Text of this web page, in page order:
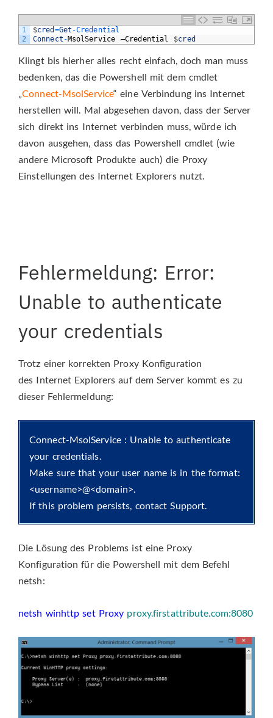
1
2
$cred =Get -Credential
Connect -MsolService –Credential $cred
Klingt bis hierher alles recht einfach, doch man muss
bedenken, das die Powershell mit dem cmdlet
„Connect-MsolService“ eine Verbindung ins Internet
herstellen will. Mal abgesehen davon, dass der Server
sich direkt ins Internet verbinden muss, würde ich
davon ausgehen, dass das Powershell cmdlet (wie
andere Microsoft Produkte auch) die Proxy
Einstellungen des Internet Explorers nutzt.
Fehlermeldung: Error:
Unable to authenticate
your credentials
Trotz einer korrekten Proxy Konfiguration
des Internet Explorers auf dem Server kommt es zu
dieser Fehlermeldung:
Connect-MsolService : Unable to authenticate
your credentials.
Make sure that your user name is in the format:
<username>@<domain>.
If this problem persists, contact Support.
Die Lösung des Problems ist eine Proxy
Konfiguration für die Powershell mit dem Befehl
netsh:
netsh winhttp set Proxy proxy.firstattribute.com:8080